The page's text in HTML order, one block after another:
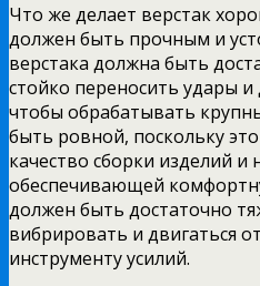
Что же делает верстак
должен быть прочным и
верстака должна быть
стойко переносить удары
чтобы обрабатывать
быть ровной, поскольку
качество сборки изделий и
обеспечивающей
должен быть достаточно
вибрировать и двигаться
инструменту усилий.